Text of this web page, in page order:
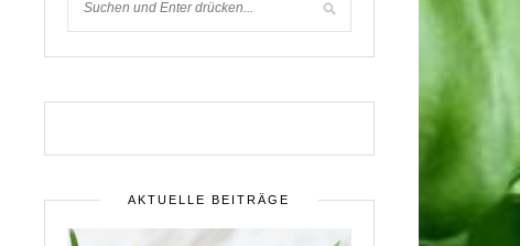
AKTUELLE BEITRÄGE